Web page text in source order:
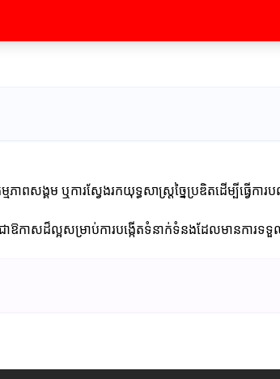
ាពសង្គម ឬការស្វែងរកយុទ្ធសាស្ត្រច្នៃប្រឌិតដើម្បីធ្វើក
ាឱកាសដ៏ល្អសម្រាប់ការបង្កើតទំនាក់ទំនងដែលមានការទ